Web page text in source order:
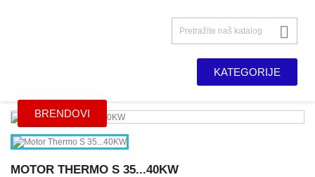

KATEGORIJE
BRENDOVI
MOTOR THERMO S 35...40KW